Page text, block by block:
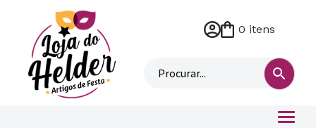
M 0 itens